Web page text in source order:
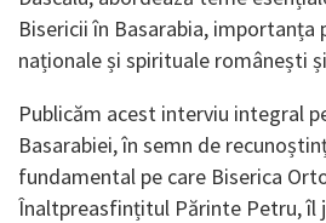
Bisericii în Basarabia,
naționale și spirituale românești
Publicăm acest interviu integral
Basarabiei, în semn de
fundamental pe care Biserica
Înaltpreasfințitul Părinte Petru, îl